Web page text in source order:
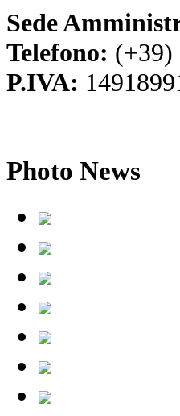
Sede
Telefono: (+39)
P.IVA:
Photo News